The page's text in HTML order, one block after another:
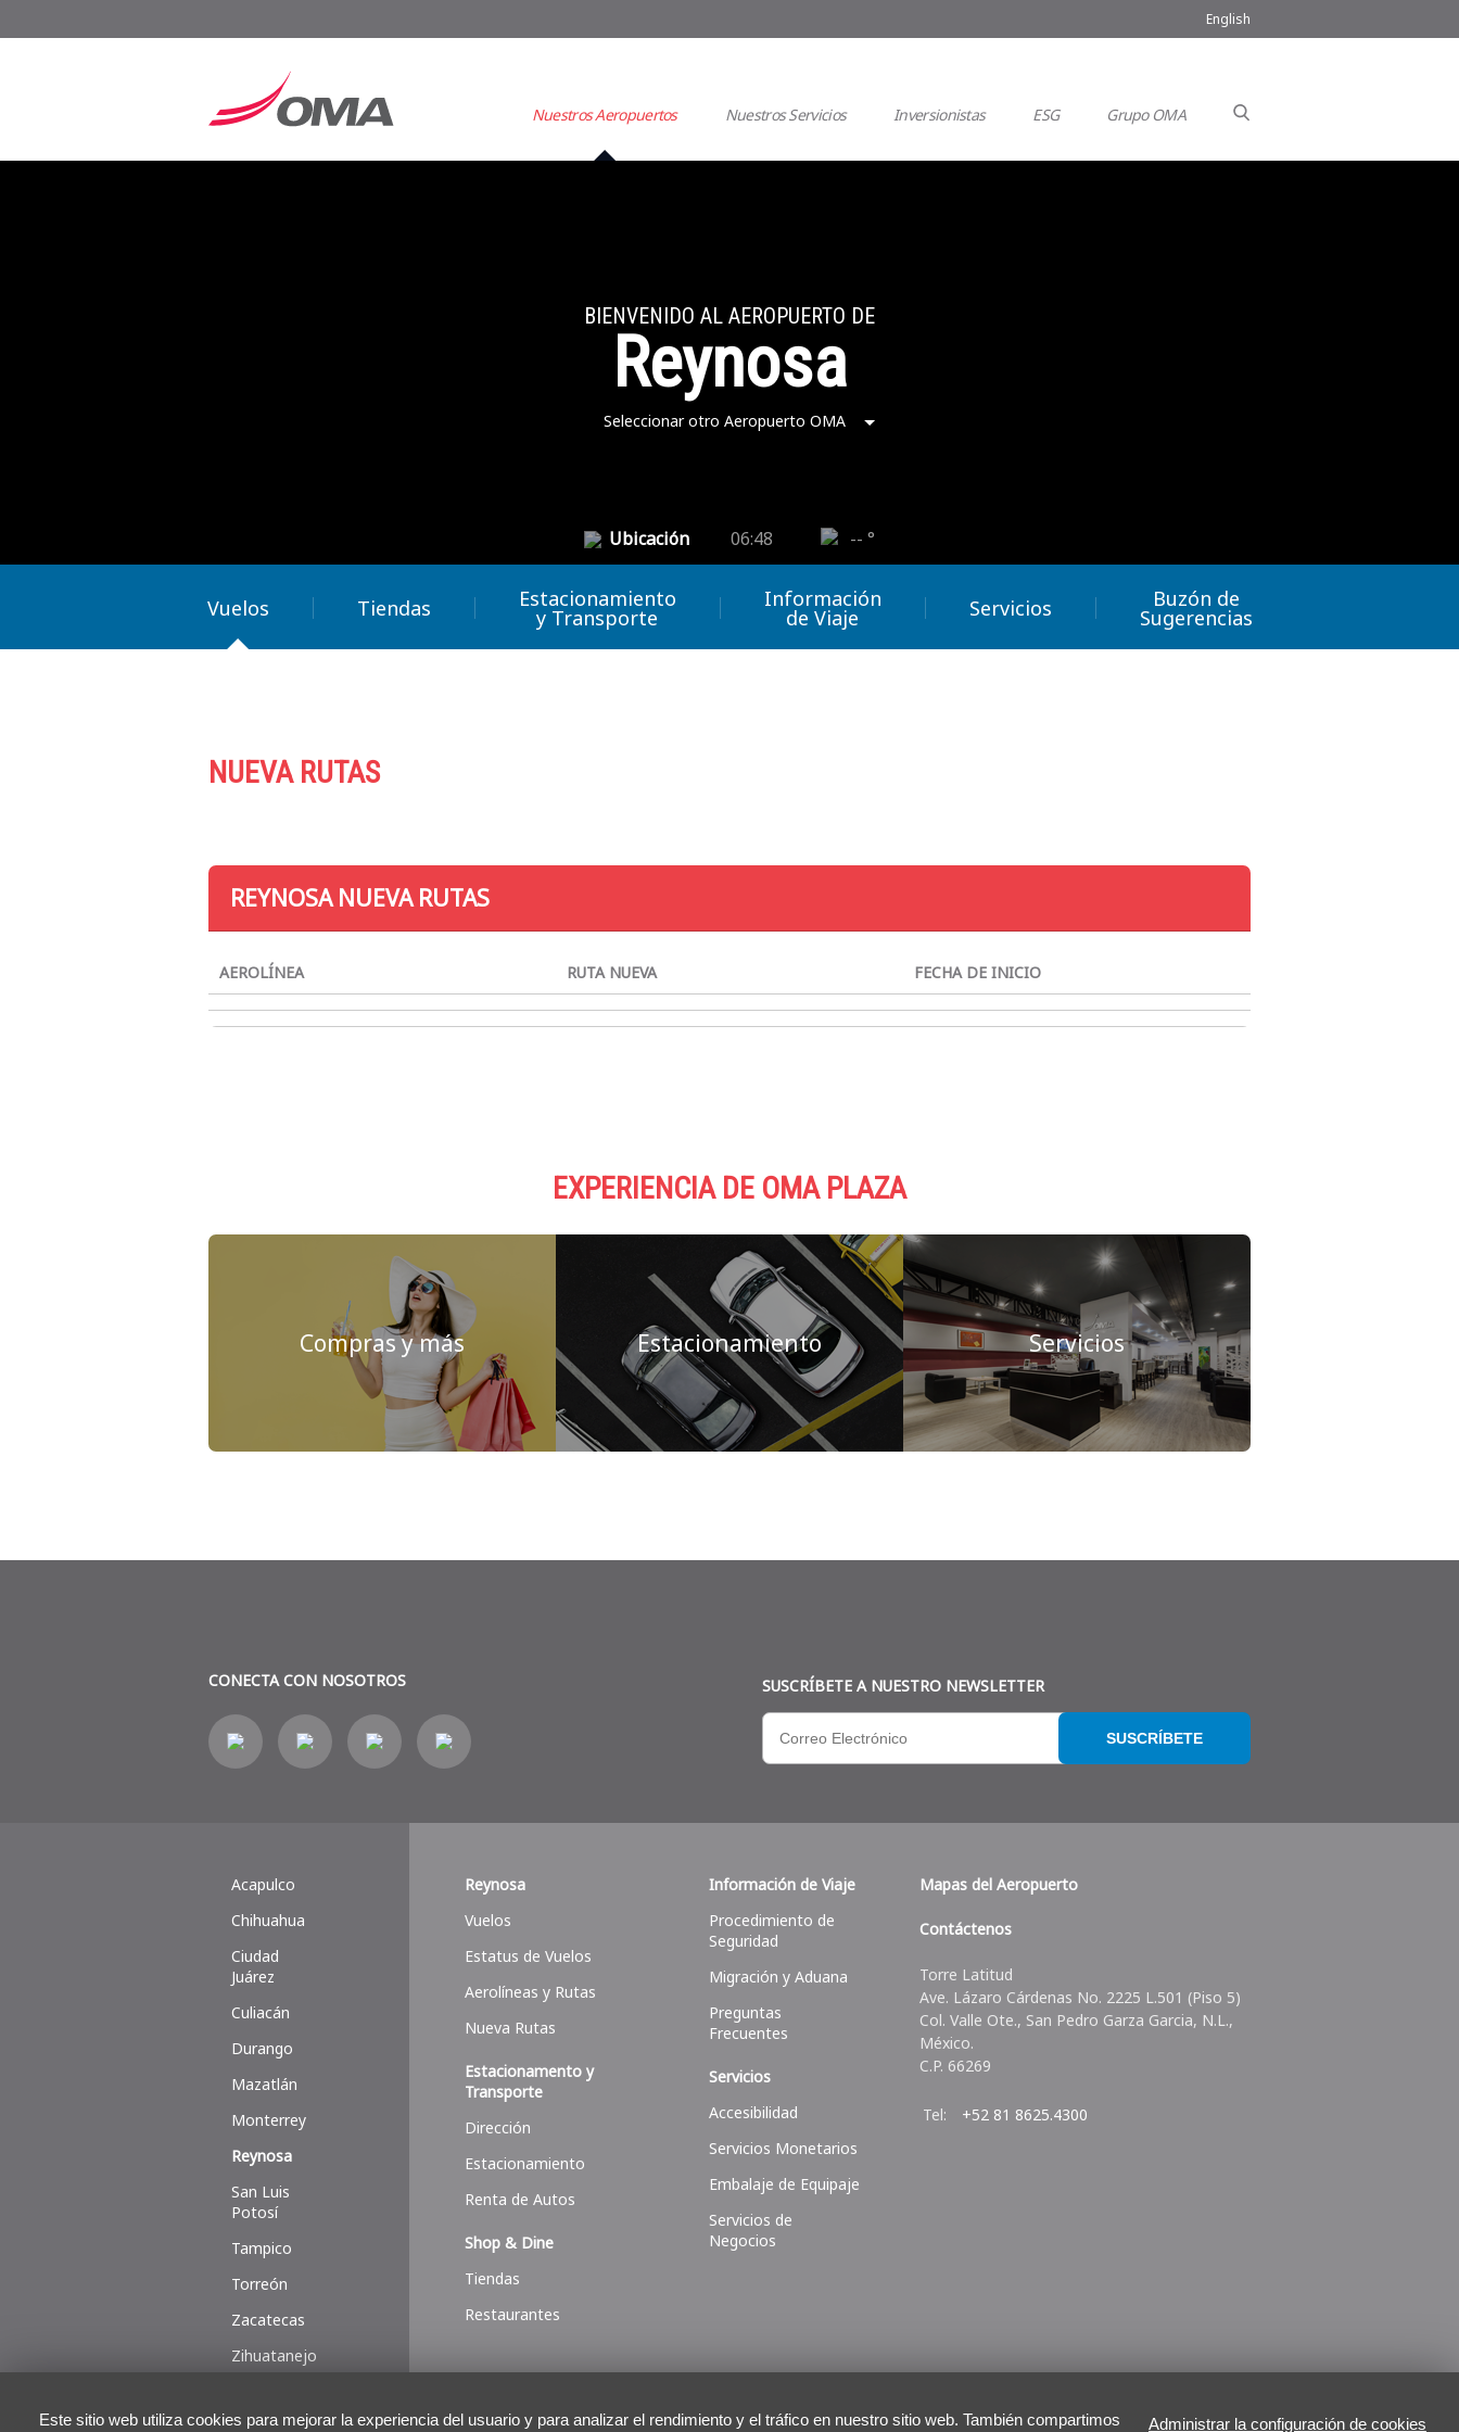
English
Nuestros Aeropuertos Nuestros Servicios Inversionistas ESG Grupo OMA
BIENVENIDO AL AEROPUERTO DE
Reynosa
Seleccionar otro Aeropuerto OMA
Ubicación 06:48 -- °
Vuelos Tiendas Estacionamiento
y Transporte
Información
de Viaje Servicios Buzón de
Sugerencias
NUEVA RUTAS
REYNOSA NUEVA RUTAS
AEROLÍNEA RUTA NUEVA FECHA DE INICIO
EXPERIENCIA DE OMA PLAZA
Compras y más Estacionamiento Servicios
CONECTA CON NOSOTROS SUSCRÍBETE A NUESTRO NEWSLETTER
SUSCRÍBETE
Acapulco
Chihuahua
Ciudad
Juárez
Culiacán
Durango
Mazatlán
Monterrey
Reynosa
San Luis
Potosí
Tampico
Torreón
Zacatecas
Zihuatanejo
Reynosa
Vuelos
Estatus de Vuelos
Aerolíneas y Rutas
Nueva Rutas
Estacionamento y
Transporte
Dirección
Estacionamiento
Renta de Autos
Shop & Dine
Tiendas
Restaurantes
Información de Viaje
Procedimiento de
Seguridad
Migración y Aduana
Preguntas
Frecuentes
Servicios
Accesibilidad
Servicios Monetarios
Embalaje de Equipaje
Servicios de
Negocios
Mapas del Aeropuerto
Contáctenos
Torre Latitud
Ave. Lázaro Cárdenas No. 2225 L.501 (Piso 5)
Col. Valle Ote., San Pedro Garza Garcia, N.L.,
México.
C.P. 66269
Tel: +52 81 8625.4300
Este sitio web utiliza cookies para mejorar la experiencia del usuario y para analizar el rendimiento y el tráfico en nuestro sitio web. También compartimos Administrar la configuración de cookies